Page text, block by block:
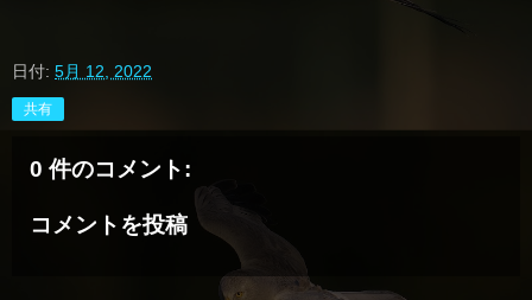
日付: 5月 12, 2022
共有
0 件のコメント:
コメントを投稿